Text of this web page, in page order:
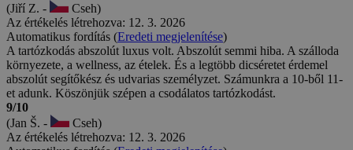
(Jiří Z. -
Cseh)
Az értékelés létrehozva: 12. 3. 2026
Automatikus fordítás (Eredeti megjelenítése)
A tartózkodás abszolút luxus volt. Abszolút semmi hiba. A szálloda
környezete, a wellness, az ételek. És a legtöbb dicséretet érdemel
abszolút segítőkész és udvarias személyzet. Számunkra a 10-ből 11-
et adunk. Köszönjük szépen a csodálatos tartózkodást.
9/10
(Jan Š. -
Cseh)
Az értékelés létrehozva: 12. 3. 2026